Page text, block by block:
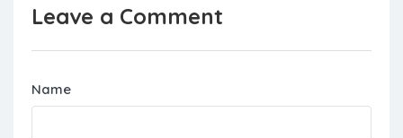
Leave a Comment
Name